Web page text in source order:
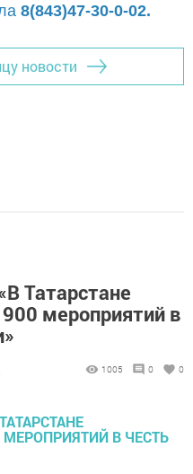
8(843)47-30-0-02.
новости
Татарстане
мероприятий в
1005 0 0